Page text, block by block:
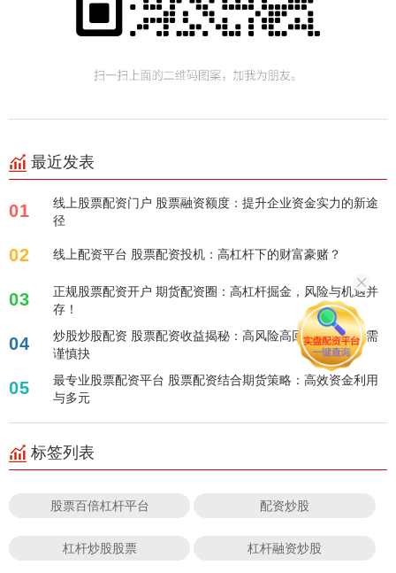
最近发表
01
线上股票配资门户 股票融资额度：提升企业资金实力的新途
径
02 线上配资平台 股票配资投机：高杠杆下的财富豪赌？
03
正规股票配资开户 期货配资圈：高杠杆掘金，风险与机遇并
存！
04
炒股炒股配资 股票配资收益揭秘：高风险高回报，投资者需
谨慎抉
05
最专业股票配资平台 股票配资结合期货策略：高效资金利用
与多元
标签列表
股票百倍杠杆平台 配资炒股
杠杆炒股股票 杠杆融资炒股